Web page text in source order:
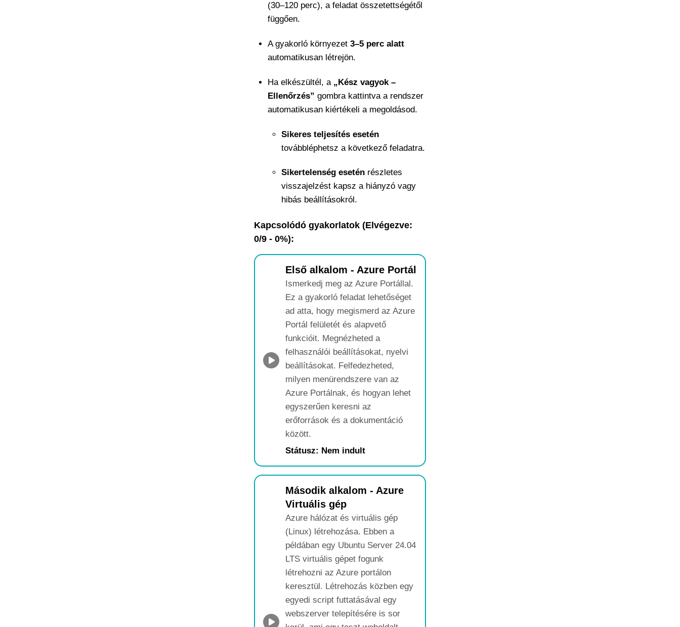
(30–120 perc), a feladat összetettségétől
függően.
A gyakorló környezet 3–5 perc alatt
automatikusan létrejön.
Ha elkészültél, a „Kész vagyok –
Ellenőrzés” gombra kattintva a rendszer
automatikusan kiértékeli a megoldásod.
Sikeres teljesítés esetén
továbbléphetsz a következő feladatra.
Sikertelenség eseténrészletes
visszajelzést kapsz a hiányzó vagy
hibás beállításokról.
Kapcsolódó gyakorlatok (Elvégezve:
0/9 - 0%):
Első alkalom - Azure Portál
Ismerkedj meg az Azure Portállal.
Ez a gyakorló feladat lehetőséget
ad atta, hogy megismerd az Azure
Portál felületét és alapvető
funkcióit. Megnézheted a
felhasználói beállításokat, nyelvi
beállításokat. Felfedezheted,
milyen menürendszere van az
Azure Portálnak, és hogyan lehet
egyszerűen keresni az
erőforrások és a dokumentáció
között.
Státusz: Nem indult
Második alkalom - Azure
Virtuális gép
Azure hálózat és virtuális gép
(Linux) létrehozása. Ebben a
példában egy Ubuntu Server 24.04
LTS virtuális gépet fogunk
létrehozni az Azure portálon
keresztül. Létrehozás közben egy
egyedi script futtatásával egy
webszerver telepítésére is sor